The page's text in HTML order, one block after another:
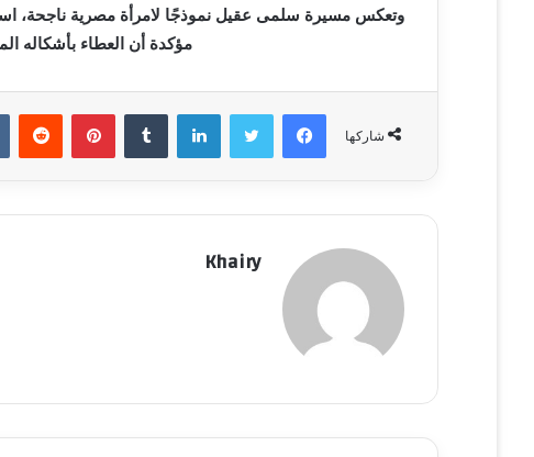
وتعكس مسيرة سلمى عقيل نموذجًا لامرأة مصرية ناجحة،
مؤكدة أن العطاء بأشكاله
شاركها
فيسبوك تويتر لينكدإن ‏Tumblr بينتيريست ‏Reddit
Khairy